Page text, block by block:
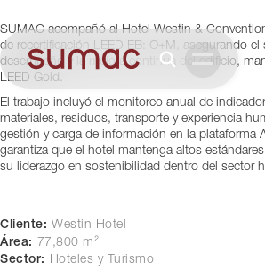
Lima, Perú
SUMAC acompañó al Hotel Westin &
de recertificación LEED EB: O+M, asegurando el
desempeño y la mejora continua del edificio,
LEED Gold.
El trabajo incluyó el monitoreo anual de
materiales, residuos, transporte y experiencia
gestión y carga de información en la plataforma
garantiza que el hotel mantenga altos
su liderazgo en sostenibilidad dentro del sector
Cliente: Westin Hotel
Área:
77,800 m²
Sector: Hoteles y Turismo